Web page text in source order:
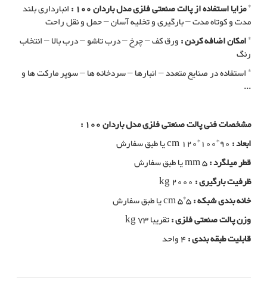
*مزایا استفاده از پالت صنعتی فلزی مدل باردان 100 :
انبارداری بلند
مدت و کوتاه مدت – بارگیری و تخلیه آسان – حمل و نقل راحت
*امکان اضافه کردن :ورق کف – چرخ – درب تاشو – درب بالا – انتخاب
رنگ
* استفاده در صنایع متعدد – انبارها – سردخانه ها – سوپر مارکت ها و
...
مشخصات فنی پالت صنعتی فلزی مدل باردان 100 :
ابعاد :
قطر میلگرد :mm 5 یا طبق سفارش
ظرفیت بارگیری : kg 2000
خانه بندی شبکه :cm 5*5 یا طبق سفارش
وزن پالت صنعتی فلزی :تقریبا kg 73
قابلیت طبقه بندی :